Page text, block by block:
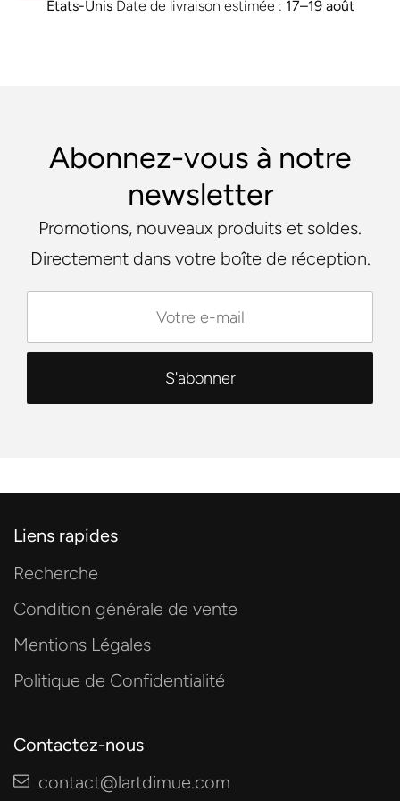
États-UnisDate de livraison estimée : 17⁠–19 août
Abonnez-vous à notre
newsletter
Promotions, nouveaux produits et soldes.
Directement dans votre boîte de réception.
Liens rapides
Recherche
Condition générale de vente
Mentions Légales
Politique de Confidentialité
Contactez-nous
contact@lartdimue.com